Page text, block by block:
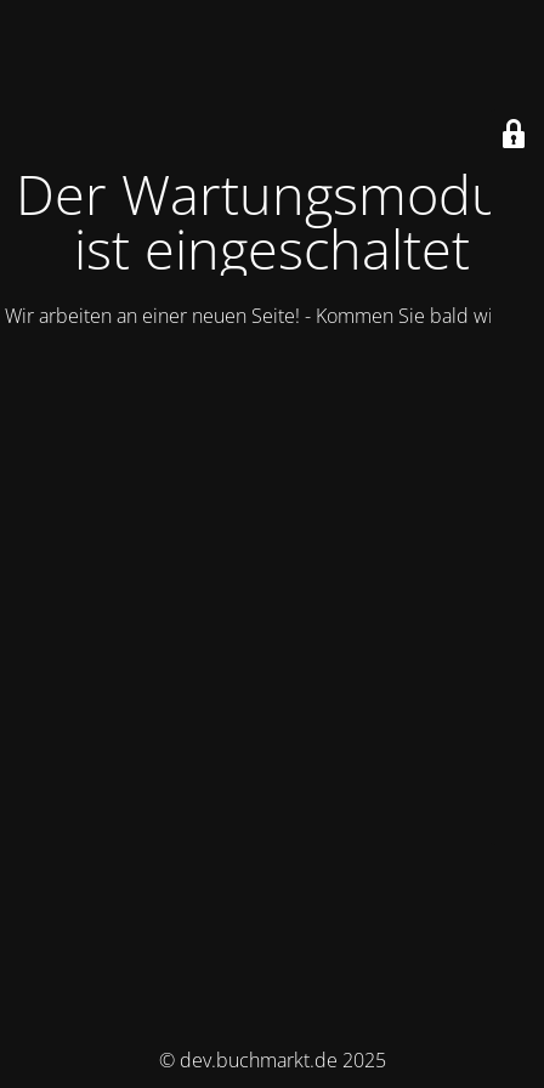
Der Wartungsmodus
ist eingeschaltet
Wir arbeiten an einer neuen Seite! - Kommen Sie bald wieder.
© dev.buchmarkt.de 2025